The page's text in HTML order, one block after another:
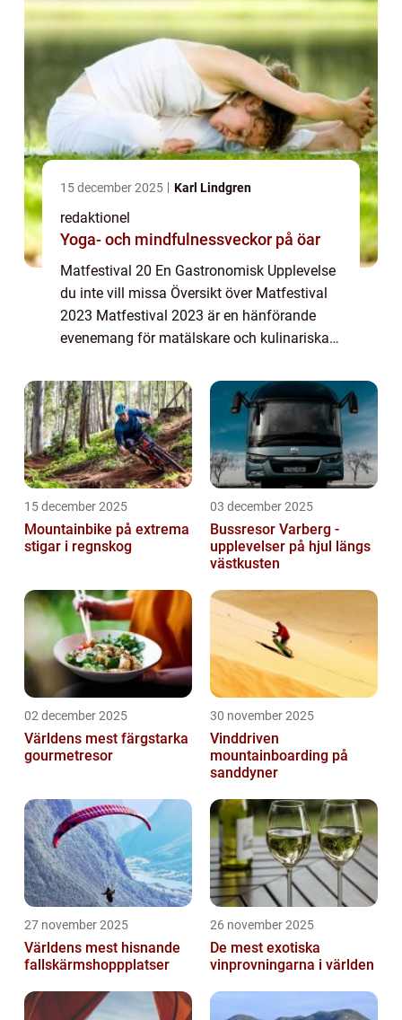
15 december 2025 Karl Lindgren
redaktionel
Yoga- och mindfulnessveckor på öar
Matfestival 20 En Gastronomisk Upplevelse
du inte vill missa Översikt över Matfestival
2023 Matfestival 2023 är en hänförande
evenemang för matälskare och kulinariska
människor från hela världen för att uppl...
15 december 2025
Mountainbike på extrema
stigar i regnskog
03 december 2025
Bussresor Varberg -
upplevelser på hjul längs
västkusten
02 december 2025
Världens mest färgstarka
gourmetresor
30 november 2025
Vinddriven
mountainboarding på
sanddyner
27 november 2025
Världens mest hisnande
fallskärmshoppplatser
26 november 2025
De mest exotiska
vinprovningarna i världen